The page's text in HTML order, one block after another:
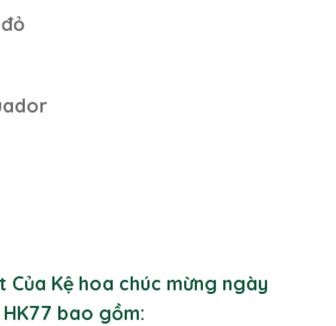
Của Kệ hoa chúc mừng ngày
bao gồm: